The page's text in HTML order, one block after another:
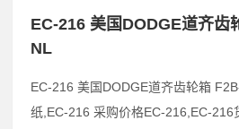
EC-216 美国DODGE道齐齿
NL
EC-216 美国DODGE道齐齿轮箱
纸,EC-216 采购价格EC-216,EC-216